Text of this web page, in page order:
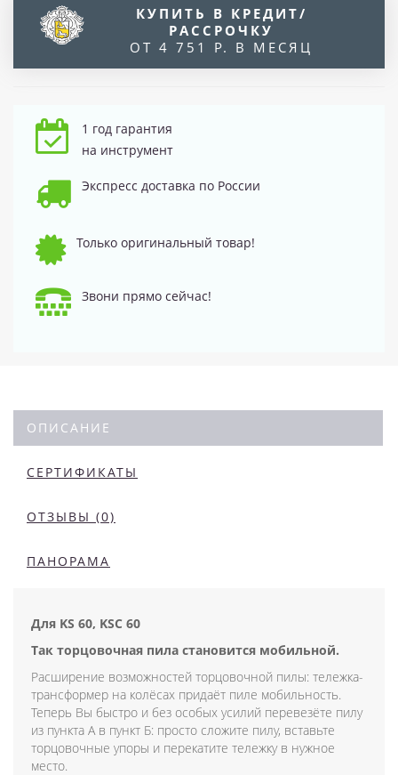
КУПИТЬ В КРЕДИТ/
РАССРОЧКУ
ОТ 4 751 Р. В МЕСЯЦ
1 год гарантия
на инструмент
Экспресс доставка по России
Только оригинальный товар!
Звони прямо сейчас!
ОПИСАНИЕ
СЕРТИФИКАТЫ
ОТЗЫВЫ (0)
ПАНОРАМА
Для KS 60, KSC 60
Так торцовочная пила становится мобильной.
Расширение возможностей торцовочной пилы: тележка-
трансформер на колёсах придаёт пиле мобильность.
Теперь Вы быстро и без особых усилий перевезёте пилу
из пункта А в пункт Б: просто сложите пилу, вставьте
торцовочные упоры и перекатите тележку в нужное
место.